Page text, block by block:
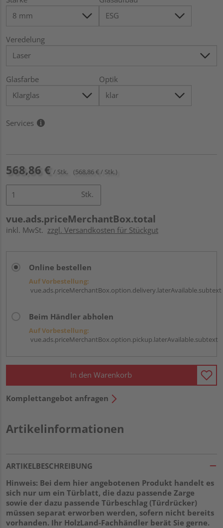
Veredelung
Glasfarbe Optik
Services
568,86 € / Stk. (568,86 € / Stk.)
Stk.
vue.ads.priceMerchantBox.total
inkl. MwSt. zzgl. Versandkosten für Stückgut
Online bestellen
Auf Vorbestellung:
vue.ads.priceMerchantBox.option.delivery.laterAvailable.subtext
Beim Händler abholen
Auf Vorbestellung:
vue.ads.priceMerchantBox.option.pickup.laterAvailable.subtext
In den Warenkorb
Komplettangebot anfragen
Artikelinformationen
ARTIKELBESCHREIBUNG
Hinweis: Bei dem hier angebotenen Produkt handelt es
sich nur um ein Türblatt, die dazu passende Zarge
sowie der dazu passende Türbeschlag (Türdrücker)
müssen separat erworben werden, sofern nicht bereits
vorhanden. Ihr HolzLand-Fachhändler berät Sie gerne.